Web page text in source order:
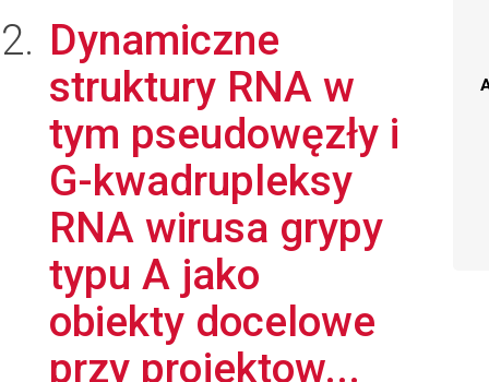
Dynamiczne
struktury RNA w
tym pseudowęzły i
G-kwadrupleksy
RNA wirusa grypy
typu A jako
obiekty docelowe
przy projektow...